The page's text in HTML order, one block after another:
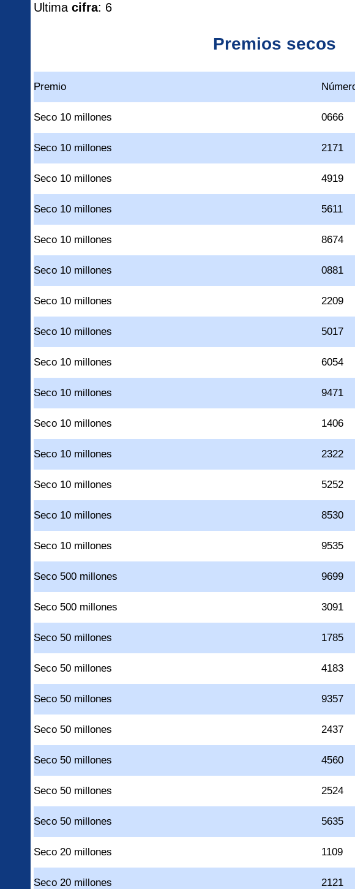
Ultima cifra: 6
Premios secos
Premio
Seco 10 millones 0666
Seco 10 millones 2171
Seco 10 millones 4919
Seco 10 millones 5611
Seco 10 millones 8674
Seco 10 millones 0881
Seco 10 millones 2209
Seco 10 millones 5017
Seco 10 millones 6054
Seco 10 millones 9471
Seco 10 millones 1406
Seco 10 millones 2322
Seco 10 millones 5252
Seco 10 millones 8530
Seco 10 millones 9535
Seco 500 millones 9699
Seco 500 millones 3091
Seco 50 millones 1785
Seco 50 millones 4183
Seco 50 millones 9357
Seco 50 millones 2437
Seco 50 millones 4560
Seco 50 millones 2524
Seco 50 millones 5635
Seco 20 millones 1109
Seco 20 millones 2121